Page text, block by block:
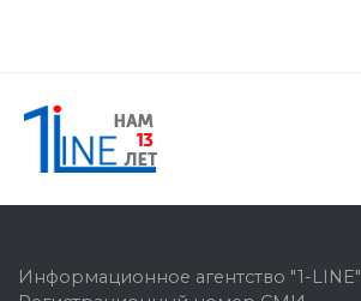
Информационное агентство "1-LINE"